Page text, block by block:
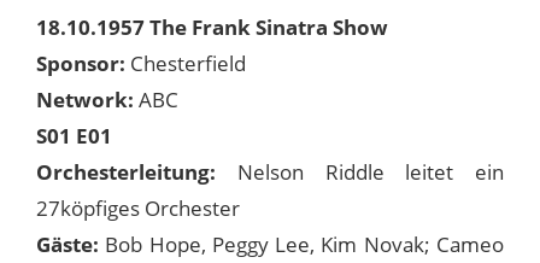
18.10.1957 The Frank Sinatra Show
Sponsor: Chesterfield
Network: ABC
S01 E01
Orchesterleitung: Nelson Riddle leitet ein
27köpfiges Orchester
Gäste: Bob Hope, Peggy Lee, Kim Novak; Cameo